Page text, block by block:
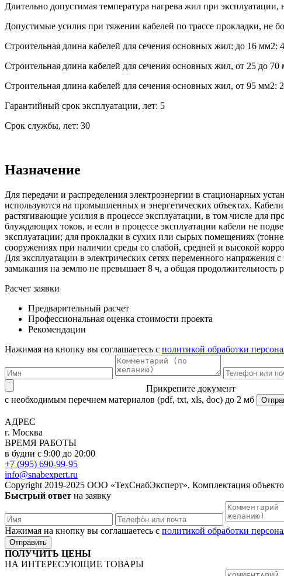
Длительно допустимая температура нагрева жил при эксплуатации,
Допустимые усилия при тяжении кабелей по трассе прокладки, не
Строительная длина кабелей для сечения основных жил: до 16 мм2:
Строительная длина кабелей для сечения основных жил, от 25 до 70
Строительная длина кабелей для сечения основных жил, от 95 мм2:
Гарантийный срок эксплуатации, лет: 5
Срок службы, лет: 30
Назначение
Для передачи и распределения электроэнергии в стационарных
используются на промышленных и энергетических объектах.
растягивающие усилия в процессе эксплуатации, в том числе для
блуждающих токов, и если в процессе эксплуатации кабели не
эксплуатации; для прокладки в сухих или сырых помещениях
сооружениях при наличии среды со слабой, средней и высокой
Для эксплуатации в электрических сетях переменного
замыкания на землю не превышает 8 ч, а общая продолжительность
Расчет заявки
Предварительный расчет
Профессиональная оценка стоимости проекта
Рекомендации
Нажимая на кнопку вы соглашаетесь с политикой обработки
Прикрепите документ
с необходимым перечнем материалов (pdf, txt, xls, doc) до 2 мб
АДРЕС
г. Москва
ВРЕМЯ РАБОТЫ
в будни с 9:00 до 20:00
+7 (995) 690-99-95
info@snabexpert.ru
Copyright 2019-2025 ООО «ТехСнабЭксперт». Комплектация
Быстрый ответ на заявку
Нажимая на кнопку вы соглашаетесь с политикой обработки
Отправить
ПОЛУЧИТЬ ЦЕНЫ
НА ИНТЕРЕСУЮЩИЕ ТОВАРЫ